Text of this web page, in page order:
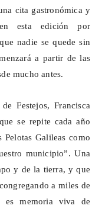
cita gastronómica y
esta edición por
nadie se quede sin
a partir de las
mucho antes.
Festejos, Francisca
se repite cada año
Galileas como
municipio”. Una
y de la tierra, y que
a miles de
es memoria viva de